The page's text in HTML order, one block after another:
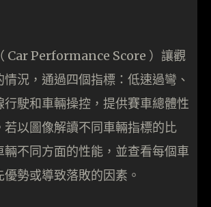
Car Performance Score ）讓觀
況，通過四個指標：低速過彎、
行駛和車輛操控，提供賽車總體性
若以圖像解讀不同車輛指標的比
不同方面的性能，並查看每個車
勢或導致落敗的因素。